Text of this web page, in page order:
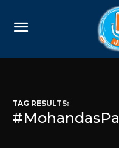
TAG RESULTS: